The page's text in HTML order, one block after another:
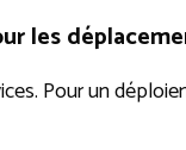
les
Pour un